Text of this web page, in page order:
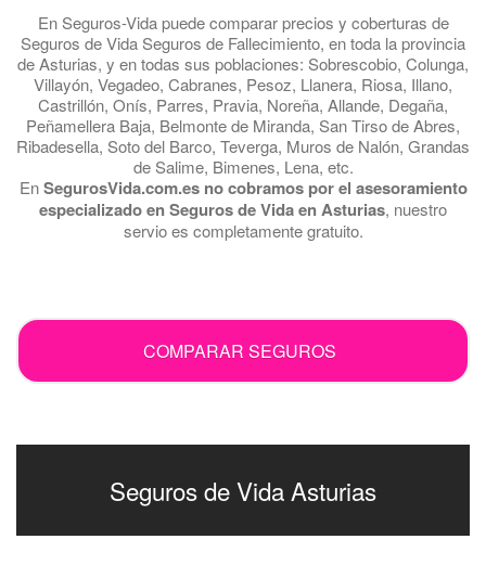
En Seguros-Vida puede comparar precios y coberturas de
Seguros de Vida Seguros de Fallecimiento, en toda la provincia
de Asturias, y en todas sus poblaciones: Sobrescobio, Colunga,
Villayón, Vegadeo, Cabranes, Pesoz, Llanera, Riosa, Illano,
Castrillón, Onís, Parres, Pravia, Noreña, Allande, Degaña,
Peñamellera Baja, Belmonte de Miranda, San Tirso de Abres,
Ribadesella, Soto del Barco, Teverga, Muros de Nalón, Grandas
de Salime, Bimenes, Lena, etc.
EnSegurosVida.com.es no cobramos por el asesoramiento
especializado en Seguros de Vida en Asturias, nuestro
servio es completamente gratuito.
COMPARAR SEGUROS
Seguros de Vida Asturias